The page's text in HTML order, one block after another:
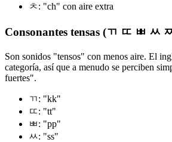
ㅊ: "ch" con aire extra
Consonantes tensas (ㄲ ㄸ ㅃ ㅆ
Son sonidos "tensos" con menos aire. El
categoría, así que a menudo se perciben
fuertes".
ㄲ: "kk"
ㄸ: "tt"
ㅃ: "pp"
ㅆ: "ss"